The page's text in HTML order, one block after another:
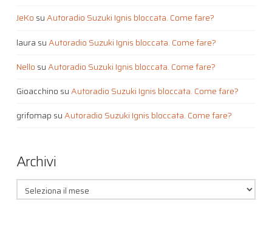
JeKo suAutoradio Suzuki Ignis bloccata. Come fare?
laura suAutoradio Suzuki Ignis bloccata. Come fare?
Nello suAutoradio Suzuki Ignis bloccata. Come fare?
Gioacchino suAutoradio Suzuki Ignis bloccata. Come fare?
grifomap suAutoradio Suzuki Ignis bloccata. Come fare?
Archivi
Archivi